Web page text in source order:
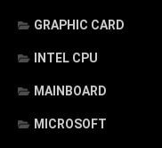
GRAPHIC CARD
INTEL CPU
MAINBOARD
MICROSOFT